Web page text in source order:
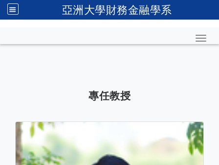
亞洲大學財務金融學系
專任教授